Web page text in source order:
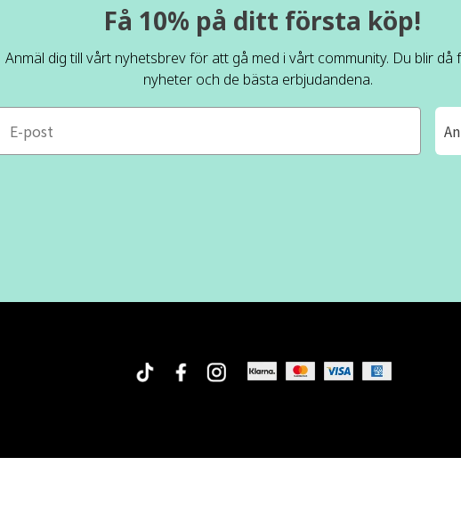
Få 10% på ditt första köp!
Anmäl dig till vårt nyhetsbrev för att gå med i vårt community. Du blir då
nyheter och de bästa erbjudandena.
mail